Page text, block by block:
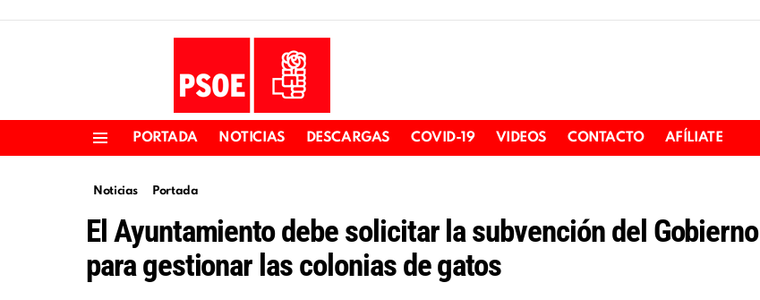
PORTADA NOTICIAS DESCARGAS COVID-19 VIDEOS CONTACTO AFÍLIATE
Noticias Portada
El Ayuntamiento debe solicitar la subvención del Gobierno
para gestionar las colonias de gatos